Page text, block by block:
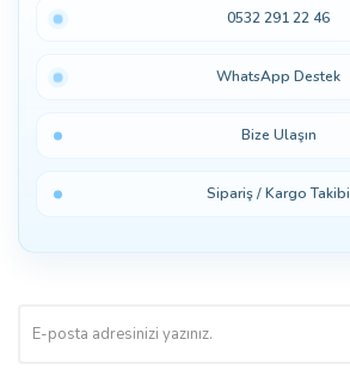
0532 291 22 46
WhatsApp Destek
Bize Ulaşın
Sipariş / Kargo Takibi